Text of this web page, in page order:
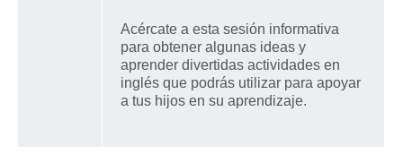
Acércate a esta sesión informativa
para obtener algunas ideas y
aprender divertidas actividades en
inglés que podrás utilizar para apoyar
a tus hijos en su aprendizaje.